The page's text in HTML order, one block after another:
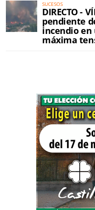
SUCESOS
DIRECTO -
pendiente
incendio en
máxima